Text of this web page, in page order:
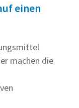
einen
machen die